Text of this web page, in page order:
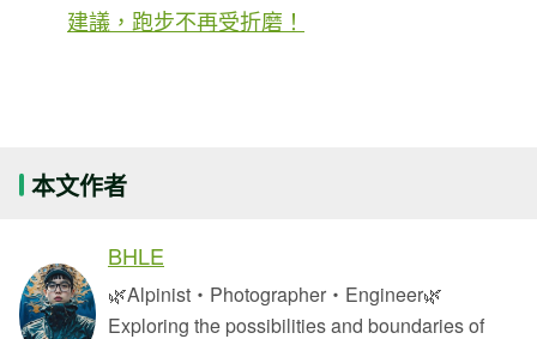
建議，跑步不再受折磨！
本文作者
BHLE
🌿Alpinist・Photographer・Engineer🌿
Exploring the possibilities and boundaries of